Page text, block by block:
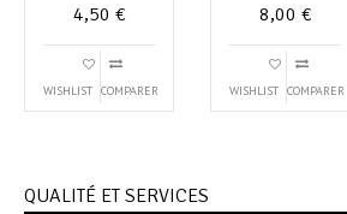
4,50 €
WISHLIST COMPARER
8,00 €
WISHLIST COMPARER
QUALITÉ ET SERVICES